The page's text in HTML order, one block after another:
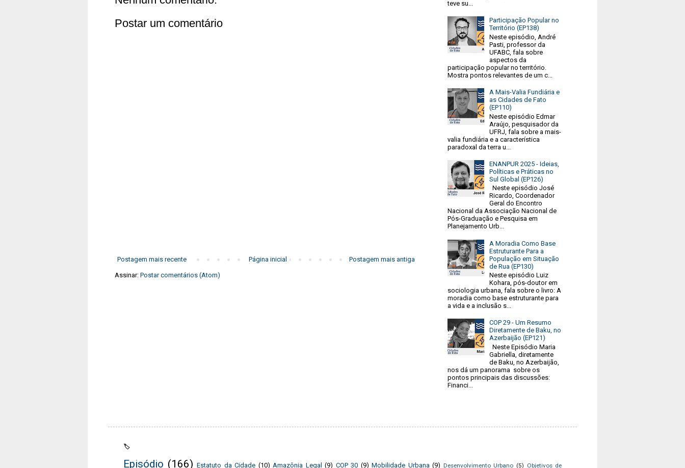
Postar um comentário
Postagem mais recente Postagem mais antiga
Página inicial
Assinar: Postar comentários (Atom)
teve su...
Participação Popular no
Território (EP138)
Neste episódio, André
Pasti, professor da
UFABC, fala sobre
aspectos da
participação popular no território.
Mostra pontos relevantes de um c...
A Mais-Valia Fundiária e
as Cidades de Fato
(EP110)
Neste episódio Edmar
Araújo, pesquisador da
UFRJ, fala sobre a mais-
valia fundiária e a característica
paradoxal da terra u...
ENANPUR 2025 - Ideias,
Políticas e Práticas no
Sul Global (EP126)
Neste episódio José
Ricardo, Coordenador
Geral do Encontro
Nacional da Associação Nacional de
Pós-Graduação e Pesquisa em
Planejamento Urb...
A Moradia Como Base
Estruturante Para a
População em Situação
de Rua (EP130)
Neste episódio Luiz
Kohara, pós-doutor em
sociologia urbana, fala sobre o livro: A
moradia como base estruturante para
a vida e a inclusão s...
COP 29 - Um Resumo
Diretamente de Baku, no
Azerbaijão (EP121)
Neste Episódio Maria
Gabriella, diretamente
de Baku, no Azerbaijão,
nos dá um panorama sobre os
pontos principais das discussões:
Financi...
🏷️
Episódio (166) Estatuto da Cidade (10) Amazônia Legal (9) COP 30 (9) Mobilidade Urbana (9) Desenvolvimento Urbano (5) Objetivos de